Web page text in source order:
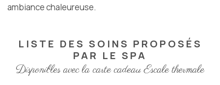
ambiance chaleureuse.
LISTE DES SOINS PROPOSÉS
PAR LE SPA
Disponibles avec la carte cadeau Escale thermale